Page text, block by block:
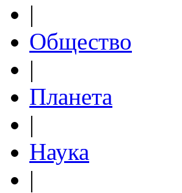
|
Общество
|
Планета
|
Наука
|